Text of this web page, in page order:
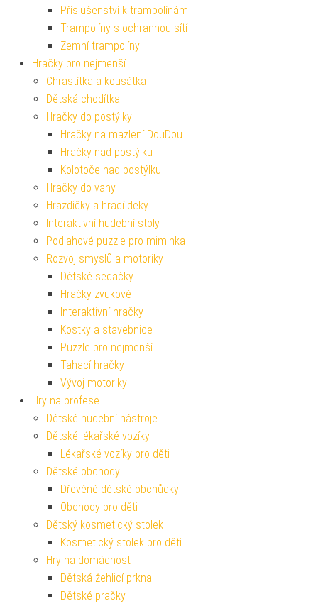
Příslušenství k trampolínám
Trampolíny s ochrannou sítí
Zemní trampolíny
Hračky pro nejmenší
Chrastítka a kousátka
Dětská chodítka
Hračky do postýlky
Hračky na mazlení DouDou
Hračky nad postýlku
Kolotoče nad postýlku
Hračky do vany
Hrazdičky a hrací deky
Interaktivní hudební stoly
Podlahové puzzle pro miminka
Rozvoj smyslů a motoriky
Dětské sedačky
Hračky zvukové
Interaktivní hračky
Kostky a stavebnice
Puzzle pro nejmenší
Tahací hračky
Vývoj motoriky
Hry na profese
Dětské hudební nástroje
Dětské lékařské vozíky
Lékařské vozíky pro děti
Dětské obchody
Dřevěné dětské obchůdky
Obchody pro děti
Dětský kosmetický stolek
Kosmetický stolek pro děti
Hry na domácnost
Dětská žehlicí prkna
Dětské pračky